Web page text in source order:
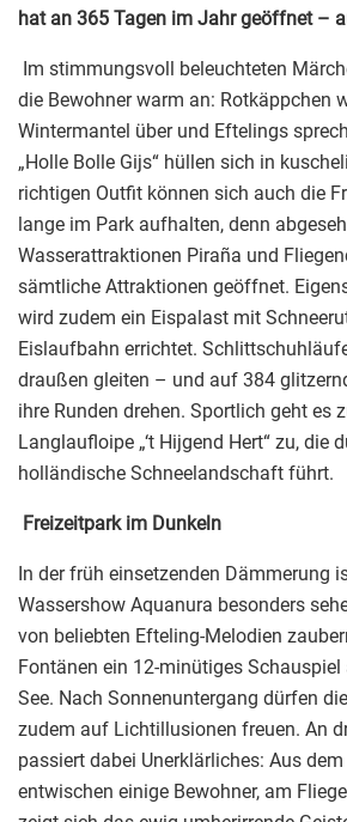
hat an 365 Tagen im Jahr geöffnet –
Im stimmungsvoll beleuchteten
die Bewohner warm an: Rotkäppchen
Wintermantel über und Eftelings
„Holle Bolle Gijs“ hüllen sich in
richtigen Outfit können sich auch die
lange im Park aufhalten, denn
Wasserattraktionen Piraña und
sämtliche Attraktionen geöffnet.
wird zudem ein Eispalast mit
Eislaufbahn errichtet.
draußen gleiten – und auf 384
ihre Runden drehen. Sportlich geht es
Langlaufloipe „‘t Hijgend Hert“ zu, die
holländische Schneelandschaft führt.
Freizeitpark im Dunkeln
In der früh einsetzenden Dämmerung
Wassershow Aquanura besonders
von beliebten Efteling-Melodien
Fontänen ein 12-minütiges
See. Nach Sonnenuntergang dürfen
zudem auf Lichtillusionen freuen. An
passiert dabei Unerklärliches: Aus
entwischen einige Bewohner, am